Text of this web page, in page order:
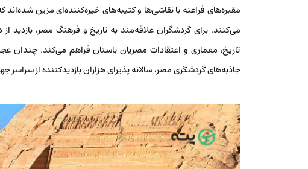
مقبره‌های فراعنه با نقاشی‌ها و کتیبه‌های خیره‌کننده‌ای مزین
می‌کنند. برای گردشگران علاقه‌مند به تاریخ و فرهنگ مصر، بازدید
تاریخ، معماری و اعتقادات مصریان باستان فراهم می‌کند. چندان
جاذبه‌های گردشگری مصر، سالانه پذیرای هزاران بازدیدکننده از سراسر